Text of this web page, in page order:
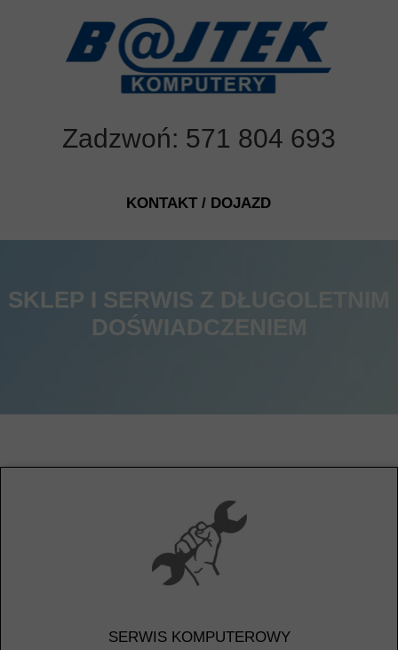
Zadzwoń: 571 804 693
SKLEP I SERWIS Z DŁUGOLETNIM
DOŚWIADCZENIEM
SERWIS KOMPUTEROWY
KONTAKT / DOJAZD